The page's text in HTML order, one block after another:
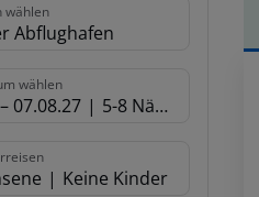
wählen
Abflughafen
wählen
– 07.08.27 5-8 Nächte
Keine Kinder